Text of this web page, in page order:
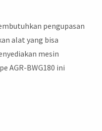
pengupasan
alat yang bisa
mesin
AGR-BWG180 ini